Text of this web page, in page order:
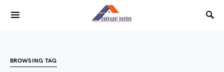
BROWSING TAG